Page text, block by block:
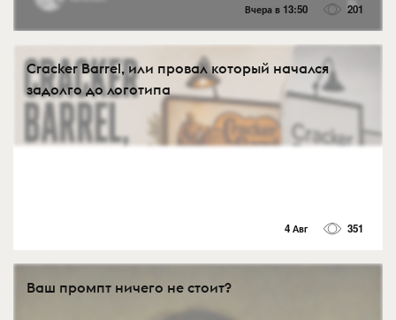
Вчера в 13:50 201
Cracker Barrel, или провал который начался
задолго до логотипа
4 Авг 351
Ваш промпт ничего не стоит?